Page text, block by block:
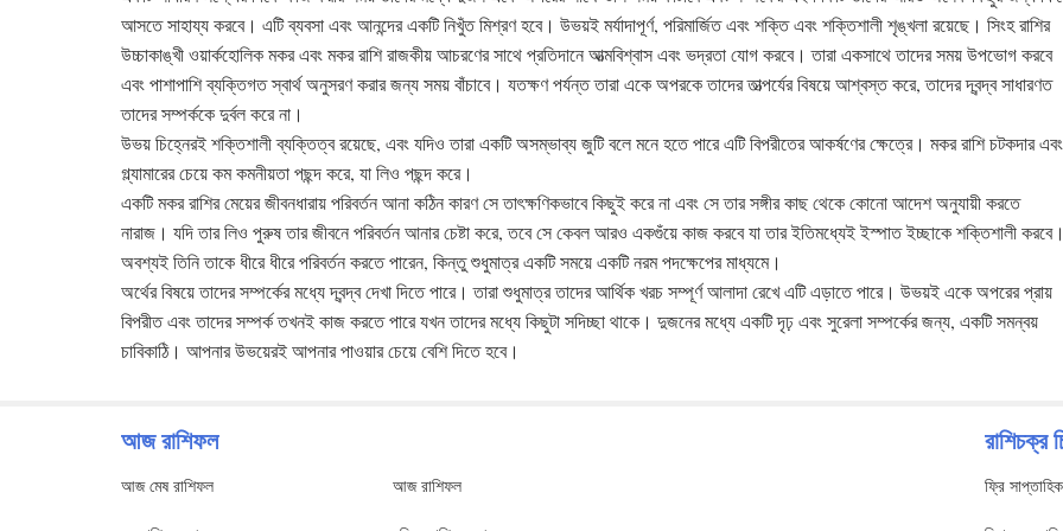
আসতে সাহায্য করবে। এটি ব্যবসা এবং আনন্দের একটি নিখুঁত মিশ্রণ হবে। উভয়ই মর্যাদাপূর্ণ, পরিমার্জিত এবং শক্তি এবং শক্তিশালী শৃঙ্খলা রয়েছে। সিংহ রাশির
উচ্চাকাঙ্খী ওয়ার্কহোলিক মকর এবং মকর রাশি রাজকীয় আচরণের সাথে প্রতিদানে আত্মবিশ্বাস এবং ভদ্রতা যোগ করবে। তারা একসাথে তাদের সময় উপভোগ করবে
এবং পাশাপাশি ব্যক্তিগত স্বার্থ অনুসরণ করার জন্য সময় বাঁচাবে। যতক্ষণ পর্যন্ত তারা একে অপরকে তাদের তাত্পর্যের বিষয়ে আশ্বস্ত করে, তাদের দ্বন্দ্ব সাধারণত
তাদের সম্পর্ককে দুর্বল করে না।
উভয় চিহ্নেরই শক্তিশালী ব্যক্তিত্ব রয়েছে, এবং যদিও তারা একটি অসম্ভাব্য জুটি বলে মনে হতে পারে এটি বিপরীতের আকর্ষণের ক্ষেত্রে। মকর রাশি চটকদার এবং
গ্ল্যামারের চেয়ে কম কমনীয়তা পছন্দ করে, যা লিও পছন্দ করে।
একটি মকর রাশির মেয়ের জীবনধারায় পরিবর্তন আনা কঠিন কারণ সে তাৎক্ষণিকভাবে কিছুই করে না এবং সে তার সঙ্গীর কাছ থেকে কোনো আদেশ অনুযায়ী করতে
নারাজ। যদি তার লিও পুরুষ তার জীবনে পরিবর্তন আনার চেষ্টা করে, তবে সে কেবল আরও একগুঁয়ে কাজ করবে যা তার ইতিমধ্যেই ইস্পাত ইচ্ছাকে শক্তিশালী করবে।
অবশ্যই তিনি তাকে ধীরে ধীরে পরিবর্তন করতে পারেন, কিন্তু শুধুমাত্র একটি সময়ে একটি নরম পদক্ষেপের মাধ্যমে।
অর্থের বিষয়ে তাদের সম্পর্কের মধ্যে দ্বন্দ্ব দেখা দিতে পারে। তারা শুধুমাত্র তাদের আর্থিক খরচ সম্পূর্ণ আলাদা রেখে এটি এড়াতে পারে। উভয়ই একে অপরের প্রায়
বিপরীত এবং তাদের সম্পর্ক তখনই কাজ করতে পারে যখন তাদের মধ্যে কিছুটা সদিচ্ছা থাকে। দুজনের মধ্যে একটি দৃঢ় এবং সুরেলা সম্পর্কের জন্য, একটি সমন্বয়
চাবিকাঠি। আপনার উভয়েরই আপনার পাওয়ার চেয়ে বেশি দিতে হবে।
আজ রাশিফল
আজ মেষ রাশিফল আজ রাশিফল
রাশিচক্র
ফ্রি